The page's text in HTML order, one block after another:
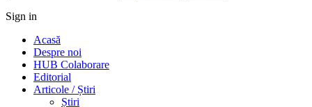
Sign in
Acasă
Despre noi
HUB Colaborare
Editorial
Articole / Știri
Știri